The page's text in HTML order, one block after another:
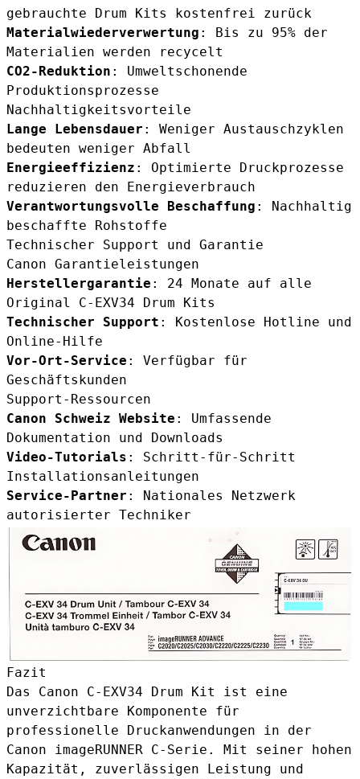
gebrauchte Drum Kits kostenfrei zurück
Materialwiederverwertung : Bis zu 95% der
Materialien werden recycelt
CO2-Reduktion : Umweltschonende
Produktionsprozesse
Nachhaltigkeitsvorteile
Lange Lebensdauer : Weniger Austauschzyklen
bedeuten weniger Abfall
Energieeffizienz : Optimierte Druckprozesse
reduzieren den Energieverbrauch
Verantwortungsvolle Beschaffung : Nachhaltig
beschaffte Rohstoffe
Technischer Support und Garantie
Canon Garantieleistungen
Herstellergarantie : 24 Monate auf alle
Original C-EXV34 Drum Kits
Technischer Support : Kostenlose Hotline und
Online-Hilfe
Vor-Ort-Service : Verfügbar für
Geschäftskunden
Support-Ressourcen
Canon Schweiz Website : Umfassende
Dokumentation und Downloads
Video-Tutorials : Schritt-für-Schritt
Installationsanleitungen
Service-Partner : Nationales Netzwerk
autorisierter Techniker
Fazit
Das Canon C-EXV34 Drum Kit ist eine
unverzichtbare Komponente für
professionelle Druckanwendungen in der
Canon imageRUNNER C-Serie. Mit seiner hohen
Kapazität, zuverlässigen Leistung und